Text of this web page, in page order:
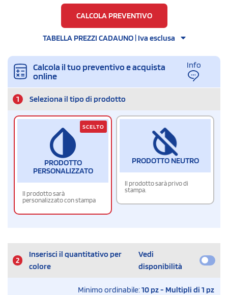
CALCOLA PREVENTIVO
TABELLA PREZZI CADAUNO | Iva esclusa
Calcola il tuo preventivo e acquista
online
Info
1 Seleziona il tipo di prodotto
PRODOTTO
PERSONALIZZATO
Il prodotto sarà
personalizzato con stampa
SCELTO
PRODOTTO NEUTRO
Il prodotto sarà privo di
stampa.
2
Inserisci il quantitativo per
colore
Vedi
disponibilità
Minimo ordinabile:10 pz - Multipli di 1 pz